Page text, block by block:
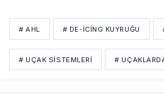
# AHL # DE-ICING KUYRUĞU
# UÇAK SISTEMLERI #